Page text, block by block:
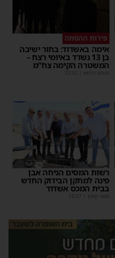
פירות ההסתה
אימה באשדוד: בחור ישיבה
בן 13 נשדד באיומי רצח –
המשטרה הקימה צח”מ
מנחם דויטש 22:32
רשות המסים הניחה אבן
פינה למתקן הבידוק החדש
בבית המכס אשדוד
משה קאהן 15:37